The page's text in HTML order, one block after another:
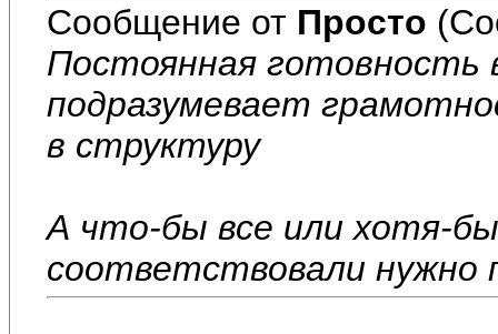
Сообщение от Просто
Постоянная готовность
подразумевает
в структуру
А что-бы все или хотя-
соответствовали нужно